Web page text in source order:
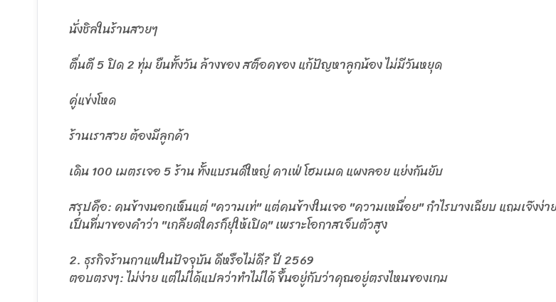
นั่งชิลในร้านสวยๆ
ตื่นตี 5 ปิด 2 ทุ่ม ยืนทั้งวัน ล้างของ สต็อคของ แก้ปัญหาลูกน้อง ไม่มีวันหยุด
คู่แข่งโหด
ร้านเราสวย ต้องมีลูกค้า
เดิน 100 เมตรเจอ 5 ร้าน ทั้งแบรนด์ใหญ่ คาเฟ่ โฮมเมด แผงลอย แย่งกันยับ
สรุปคือ: คนข้างนอกเห็นแต่ "ความเท่" แต่คนข้างในเจอ "ความเหนื่อย" กำไรบางเฉียบ แถมเจ๊งง่า
เป็นที่มาของคำว่า "เกลียดใครก็ยุให้เปิด" เพราะโอกาสเจ็บตัวสูง
2. ธุรกิจร้านกาแฟในปัจจุบัน ดีหรือไม่ดี? ปี 2569
ตอบตรงๆ: ไม่ง่าย แต่ไม่ได้แปลว่าทำไม่ได้ ขึ้นอยู่กับว่าคุณอยู่ตรงไหนของเกม